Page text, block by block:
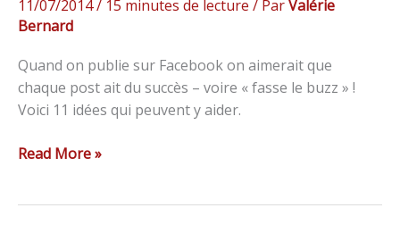
11/07/2014/ 15 minutes de lecture / ParValérie
Bernard
Quand on publie sur Facebook on aimerait que
chaque post ait du succès – voire « fasse le buzz » !
Voici 11 idées qui peuvent y aider.
Read More »